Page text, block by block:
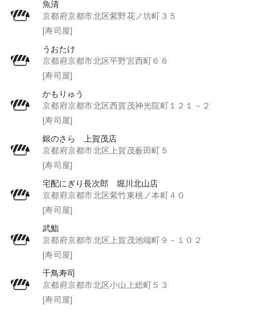
魚清
京都府京都市北区紫野花ノ坊町３５
[寿司屋]
うおたけ
京都府京都市北区平野宮西町６６
[寿司屋]
かもりゅう
京都府京都市北区西賀茂神光院町１２１－２
[寿司屋]
銀のさら 上賀茂店
京都府京都市北区上賀茂薮田町５
[寿司屋]
宅配にぎり長次郎 堀川北山店
京都府京都市北区紫竹東桃ノ本町４０
[寿司屋]
武鮨
京都府京都市北区上賀茂池端町９－１０２
[寿司屋]
千鳥寿司
京都府京都市北区小山上総町５３
[寿司屋]